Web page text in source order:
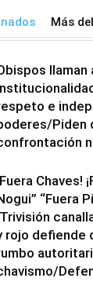
Más
e
Piden
Chaves!
“Fuera
rojo defiende